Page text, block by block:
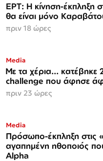
ΕΡΤ: Η κίνηση-έκπληξη
θα είναι μόνο
πριν 18 ώρες
Media
Με τα χέρια... κατέβηκε 206
challenge που άφησε
πριν 23 ώρες
Media
Πρόσωπο-έκπληξη στις
αγαπημένη ηθοποιός
Alpha